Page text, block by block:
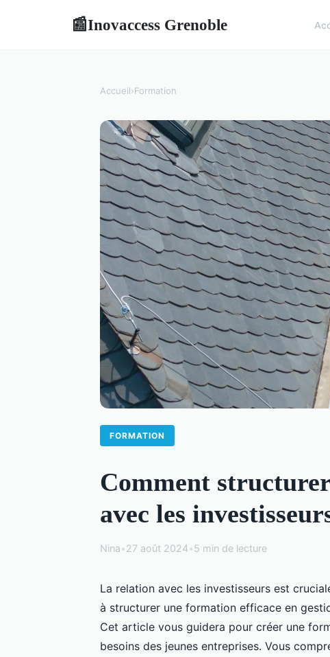
📰Inovaccess Grenoble
Accueil›Formation
FORMATION
Comment
avec les
Nina•27 août 2024•5 min de lecture
La relation avec les investisseurs est
à structurer une formation efficace en
Cet article vous guidera pour créer une
besoins des jeunes entreprises. Vous